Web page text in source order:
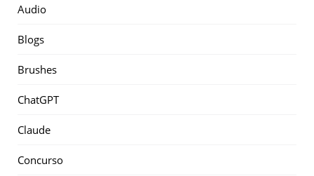
Audio
Blogs
Brushes
ChatGPT
Claude
Concurso